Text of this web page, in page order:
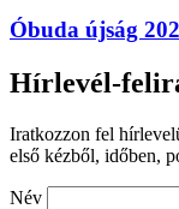
Óbuda újság
Hírlevél-
Iratkozzon fel
első kézből, időben,
Név